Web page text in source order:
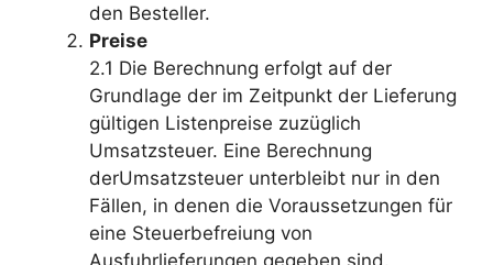
den Besteller.
Preise
2.1 Die Berechnung erfolgt auf der
Grundlage der im Zeitpunkt der Lieferung
gültigen Listenpreise zuzüglich
Umsatzsteuer. Eine Berechnung
derUmsatzsteuer unterbleibt nur in den
Fällen, in denen die Voraussetzungen für
eine Steuerbefreiung von
Ausfuhrlieferungen gegeben sind.